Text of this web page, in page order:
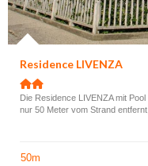
Residence LIVENZA
Die Residence LIVENZA mit
nur 50 Meter vom Strand
50m